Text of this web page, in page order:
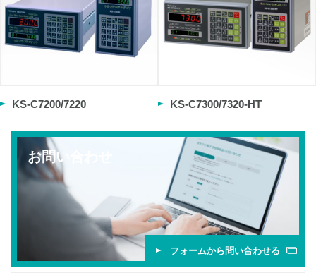
KS-C7200/7220 KS-C7300/7320-HT
お問い合わせ
フォームから問い合わせる